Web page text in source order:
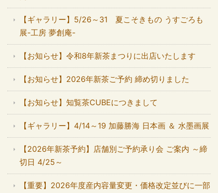
【ギャラリー】5/26～31 夏こそきもの うすごろも
展-工房 夢創庵-
【お知らせ】令和8年新茶まつりに出店いたします
【お知らせ】2026年新茶ご予約 締め切りました
【お知らせ】知覧茶CUBEにつきまして
【ギャラリー】4/14～19 加藤勝海 日本画 ＆ 水墨画展
【2026年新茶予約】店舗別ご予約承り会 ご案内 ～締
切日 4/25～
【重要】2026年度産内容量変更・価格改定並びに一部